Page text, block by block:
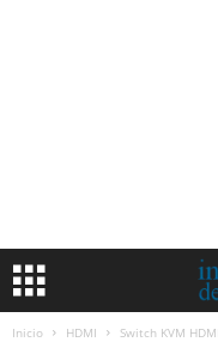
Inicio HDMI Switch KVM